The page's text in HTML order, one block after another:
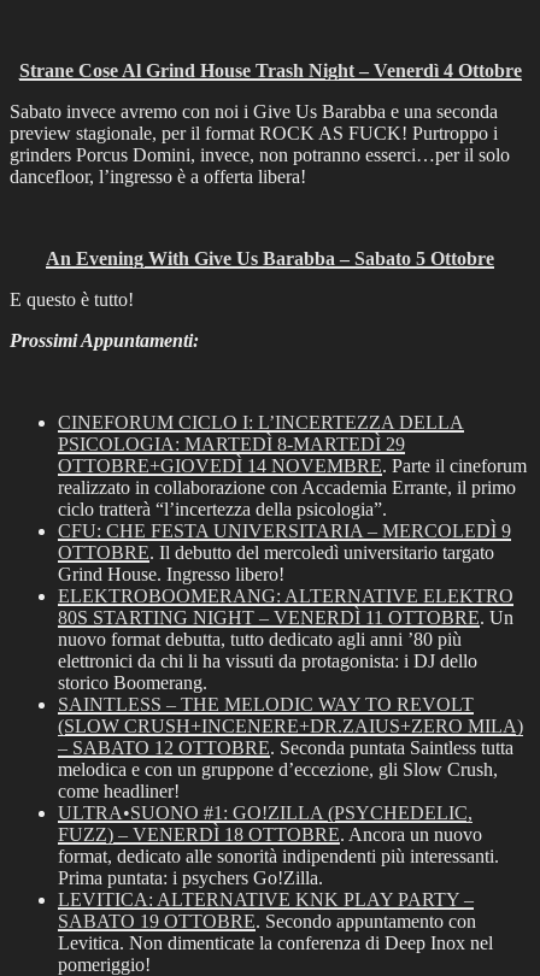
Strane Cose Al Grind House Trash Night – Venerdì 4 Ottobre
Sabato invece avremo con noi i Give Us Barabba e una seconda
preview stagionale, per il format ROCK AS FUCK! Purtroppo i
grinders Porcus Domini, invece, non potranno esserci…per il solo
dancefloor, l’ingresso è a offerta libera!
An Evening With Give Us Barabba – Sabato 5 Ottobre
E questo è tutto!
Prossimi Appuntamenti:
CINEFORUM CICLO I: L’INCERTEZZA DELLA
PSICOLOGIA: MARTEDÌ 8-MARTEDÌ 29
OTTOBRE+GIOVEDÌ 14 NOVEMBRE. Parte il cineforum
realizzato in collaborazione con Accademia Errante, il primo
ciclo tratterà “l’incertezza della psicologia”.
CFU: CHE FESTA UNIVERSITARIA – MERCOLEDÌ 9
OTTOBRE. Il debutto del mercoledì universitario targato
Grind House. Ingresso libero!
ELEKTROBOOMERANG: ALTERNATIVE ELEKTRO
80S STARTING NIGHT – VENERDÌ 11 OTTOBRE. Un
nuovo format debutta, tutto dedicato agli anni ’80 più
elettronici da chi li ha vissuti da protagonista: i DJ dello
storico Boomerang.
SAINTLESS – THE MELODIC WAY TO REVOLT
(SLOW CRUSH+INCENERE+DR.ZAIUS+ZERO MILA)
– SABATO 12 OTTOBRE. Seconda puntata Saintless tutta
melodica e con un gruppone d’eccezione, gli Slow Crush,
come headliner!
ULTRA•SUONO #1: GO!ZILLA (PSYCHEDELIC,
FUZZ) – VENERDÌ 18 OTTOBRE. Ancora un nuovo
format, dedicato alle sonorità indipendenti più interessanti.
Prima puntata: i psychers Go!Zilla.
LEVITICA: ALTERNATIVE KNK PLAY PARTY –
SABATO 19 OTTOBRE. Secondo appuntamento con
Levitica. Non dimenticate la conferenza di Deep Inox nel
pomeriggio!